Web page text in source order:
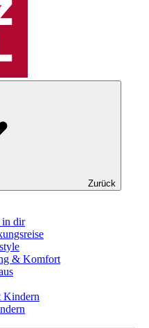
Zurück
in dir
& Komfort
Kindern